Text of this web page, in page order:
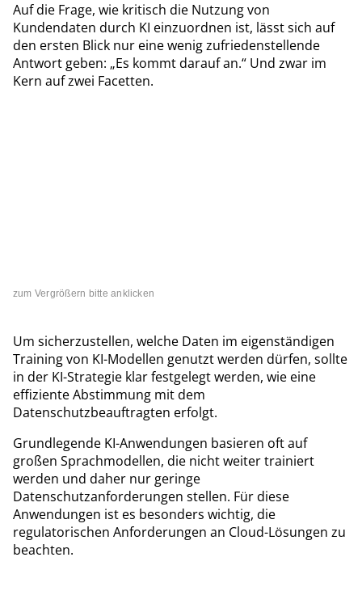
Auf die Frage, wie kritisch die Nutzung von
Kundendaten durch KI einzuordnen ist, lässt sich auf
den ersten Blick nur eine wenig zufriedenstellende
Antwort geben: „Es kommt darauf an.“ Und zwar im
Kern auf zwei Facetten.
zum Vergrößern bitte anklicken
Um sicherzustellen, welche Daten im eigenständigen
Training von KI-Modellen genutzt werden dürfen, sollte
in der KI-Strategie klar festgelegt werden, wie eine
effiziente Abstimmung mit dem
Datenschutzbeauftragten erfolgt.
Grundlegende KI-Anwendungen basieren oft auf
großen Sprachmodellen, die nicht weiter trainiert
werden und daher nur geringe
Datenschutzanforderungen stellen. Für diese
Anwendungen ist es besonders wichtig, die
regulatorischen Anforderungen an Cloud-Lösungen zu
beachten.